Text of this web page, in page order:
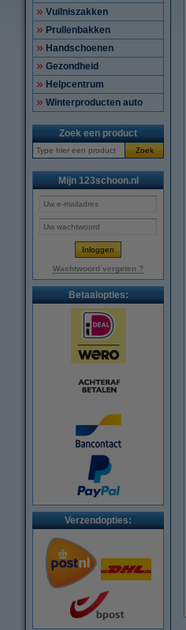
Vuilniszakken
Prullenbakken
Handschoenen
Gezondheid
Helpcentrum
Winterproducten auto
Zoek een product
Zoek
Mijn 123schoon.nl
Wachtwoord vergeten ?
Betaalopties:
Verzendopties: